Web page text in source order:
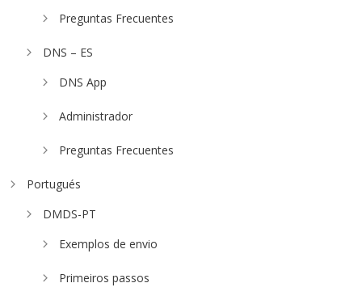
Preguntas Frecuentes
DNS – ES
DNS App
Administrador
Preguntas Frecuentes
Portugués
DMDS-PT
Exemplos de envio
Primeiros passos